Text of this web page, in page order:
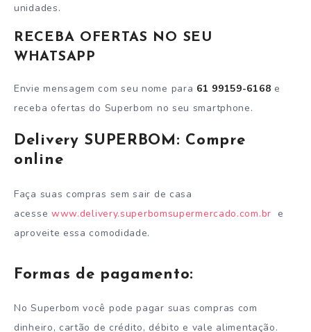
unidades.
RECEBA OFERTAS NO SEU
WHATSAPP
Envie mensagem com seu nome para 61 99159-6168 e
receba ofertas do Superbom no seu smartphone.
Delivery SUPERBOM: Compre
online
Faça suas compras sem sair de casa
acesse www.delivery.superbomsupermercado.com.br e
aproveite essa comodidade.
Formas de pagamento:
No Superbom você pode pagar suas compras com
dinheiro, cartão de crédito, débito e vale alimentação.